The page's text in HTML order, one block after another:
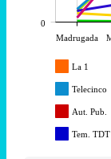
Madrugada
0
La 1
Telecinco
Aut. Pub.
Tem. TDT